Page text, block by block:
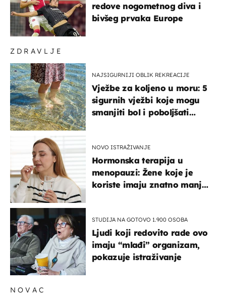
ZDRAVLJE
NAJSIGURNIJI OBLIK REKREACIJE
Vježbe za koljeno u moru: 5
sigurnih vježbi koje mogu
smanjiti bol i poboljšati
NOVO ISTRAŽIVANJE
Hormonska terapija u
menopauzi: Žene koje je
koriste imaju znatno manji
STUDIJA NA GOTOVO 1.900 OSOBA
Ljudi koji redovito rade ovo
imaju “mlađi” organizam,
pokazuje istraživanje
redove nogometnog diva i
bivšeg prvaka Europe
NOVAC